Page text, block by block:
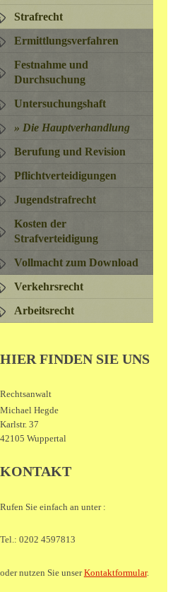
Strafrecht
Ermittlungsverfahren
Festnahme und
Durchsuchung
Untersuchungshaft
Die Hauptverhandlung
Berufung und Revision
Pflichtverteidigungen
Jugendstrafrecht
Kosten der
Strafverteidigung
Vollmacht zum Download
Verkehrsrecht
Arbeitsrecht
HIER FINDEN SIE UNS
Rechtsanwalt
Michael Hegde
Karlstr. 37
42105 Wuppertal
KONTAKT
Rufen Sie einfach an unter :
Tel.: 0202 4597813
oder nutzen Sie unserKontaktformular.